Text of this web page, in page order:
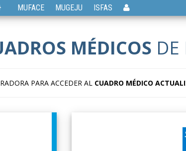
MUFACE MUGEJU ISFAS
MÉDICOS DE
PARA ACCEDER AL CUADRO MÉDICO